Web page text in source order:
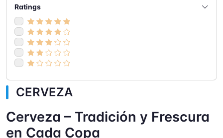
Ratings
CERVEZA
Cerveza – Tradición y Frescura
en Cada Copa